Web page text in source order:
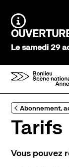
Information :
Le samedi 29
Abonnement,
Tarifs
Vous pouvez
Agenda Saison
Au tour des
Stayin'alive
Saisons
Ateliers de
Créations